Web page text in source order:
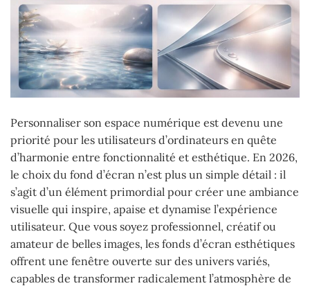
Personnaliser son espace numérique est devenu une
priorité pour les utilisateurs d’ordinateurs en quête
d’harmonie entre fonctionnalité et esthétique. En 2026,
le choix du fond d’écran n’est plus un simple détail : il
s’agit d’un élément primordial pour créer une ambiance
visuelle qui inspire, apaise et dynamise l’expérience
utilisateur. Que vous soyez professionnel, créatif ou
amateur de belles images, les fonds d’écran esthétiques
offrent une fenêtre ouverte sur des univers variés,
capables de transformer radicalement l’atmosphère de